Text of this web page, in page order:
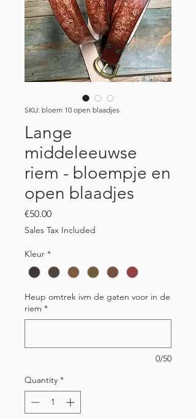
SKU: bloem 10 open blaadjes
Lange
middeleeuwse
riem - bloempje en
open blaadjes
€50.00Price
Sales Tax Included
Kleur *
Heup omtrek ivm de gaten voor in de
riem *
0/50
Quantity *